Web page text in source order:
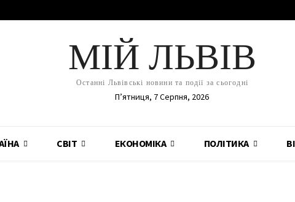
МІЙ ЛЬВІВ
Останні Львівські новини та події за сьогодні
П’ятниця, 7 Серпня, 2026
СВІТ ЕКОНОМІКА ПОЛІТИКА